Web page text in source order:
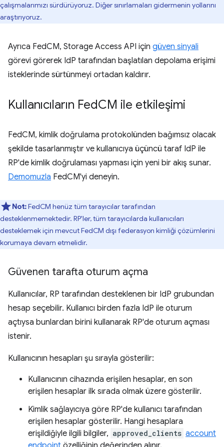
çalışmalarımızı sürdürüyoruz. Diğer sınırlamaları gidermenin yollarını
araştırıyoruz.
Ayrıca FedCM, Storage Access API için güven sinyali
görevi görerek IdP tarafından başlatılan depolama erişimi
isteklerinde sürtünmeyi ortadan kaldırır.
Kullanıcıların FedCM ile etkileşimi
FedCM, kimlik doğrulama protokolünden bağımsız olacak
şekilde tasarlanmıştır ve kullanıcıya üçüncü taraf IdP ile
RP'de kimlik doğrulaması yapması için yeni bir akış sunar.
Demomuzla FedCM'yi deneyin.
Not:FedCM henüz tüm tarayıcılar tarafından
desteklenmemektedir. RP'ler, tüm tarayıcılarda kullanıcıları
desteklemek için mevcut FedCM dışı federasyon kimliği çözümlerini
korumaya devam etmelidir.
Güvenen tarafta oturum açma
Kullanıcılar, RP tarafından desteklenen bir IdP grubundan
hesap seçebilir. Kullanıcı birden fazla IdP ile oturum
açtıysa bunlardan birini kullanarak RP'de oturum açması
istenir.
Kullanıcının hesapları şu sırayla gösterilir:
Kullanıcının cihazında erişilen hesaplar, en son
erişilen hesaplar ilk sırada olmak üzere gösterilir.
Kimlik sağlayıcıya göre RP'de kullanıcı tarafından
erişilen hesaplar gösterilir. Hangi hesaplara
erişildiğiyle ilgili bilgiler, approved_clients account